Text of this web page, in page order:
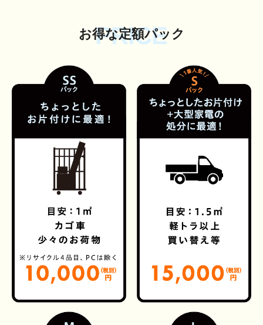
PRICE
お得な定額パック